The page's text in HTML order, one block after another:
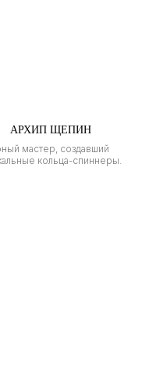
АРХИП ЩЕПИН
мастер, создавший
кольца-спиннеры.